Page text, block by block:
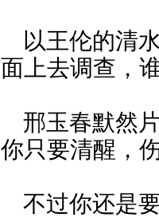
以王伦的清
面上去调查，
邢玉春默然
你只要清醒，
不过你还是